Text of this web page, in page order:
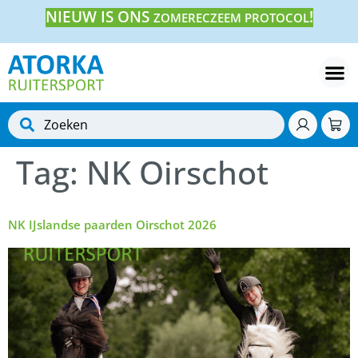
NIEUW IS ONS ZOMERECZEEM PROTOCOL!
Tag: NK Oirschot
NK IJslandse paarden Oirschot 2026